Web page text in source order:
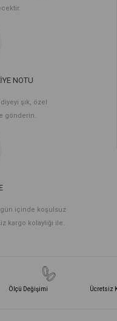
NOTU
şık, özel
gönderin.
içinde koşulsuz
kargo kolaylığı ile.
Ölçü Değişimi Ücretsiz